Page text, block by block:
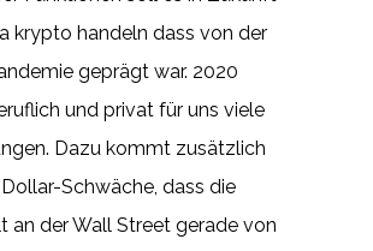
krypto handeln dass von der
geprägt war. 2020
und privat für uns viele
Dazu kommt zusätzlich
Schwäche, dass die
an der Wall Street gerade von